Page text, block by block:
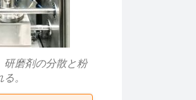
研磨剤の分散と粉
。